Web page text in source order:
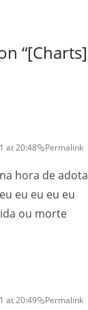
“
at 20:48 Permalink
hora de
eu eu eu eu
ou morte
at 20:49 Permalink